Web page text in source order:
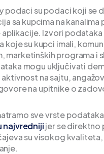
podaci su podaci koji se
sa kupcima na
aplikacije. Izvori
koje su kupci imali,
marketinških programa i
mogu uključivati
na sajtu,
na upitnike o
sve vrste
najvrednijijer se direktno
su visokog